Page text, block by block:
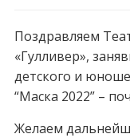
Поздравляем
«Гулливер»,
детского и
“Маска 2022” –
Желаем